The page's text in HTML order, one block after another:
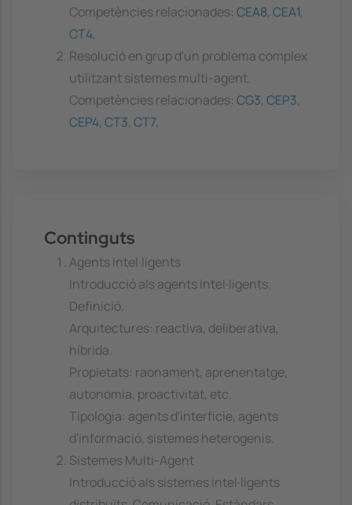
Competències relacionades: CEA8, CEA1,
CT4,
Resolució en grup d'un problema complex
utilitzant sistemes multi-agent.
Competències relacionades: CG3, CEP3,
CEP4, CT3, CT7,
Continguts
Agents Intel·ligents
Introducció als agents intel·ligents.
Definició.
Arquitectures: reactiva, deliberativa,
híbrida.
Propietats: raonament, aprenentatge,
autonomia, proactivitat, etc.
Tipologia: agents d'interficie, agents
d'informació, sistemes heterogenis.
Sistemes Multi-Agent
Introducció als sistemes intel·ligents